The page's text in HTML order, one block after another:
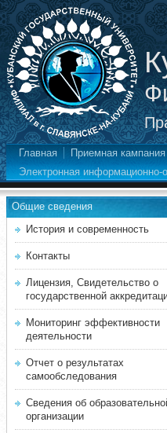
Главная Приемная
Электронная
Общие сведения
История и современность
Контакты
Лицензия, Свидетельство о
государственной
Мониторинг эффективности
деятельности
Отчет о результатах
самообследования
Сведения об
организации